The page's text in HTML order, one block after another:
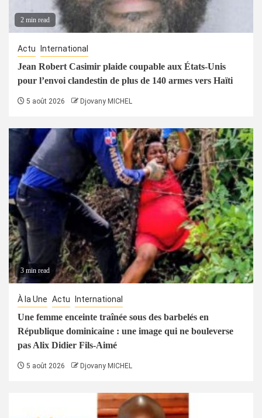
2 min read
Actu International
Jean Robert Casimir plaide coupable aux États-Unis
pour l’envoi clandestin de plus de 140 armes vers Haïti
5 août 2026 Djovany MICHEL
3 min read
À la Une Actu International
Une femme enceinte traînée sous des barbelés en
République dominicaine : une image qui ne bouleverse
pas Alix Didier Fils-Aimé
5 août 2026 Djovany MICHEL